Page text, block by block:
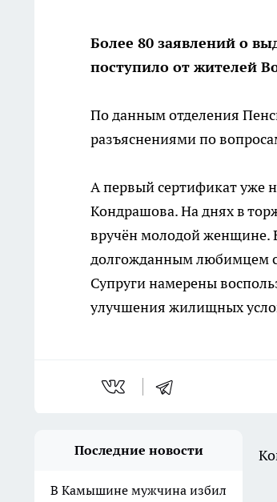
Более 80 заявлений о
поступило от жителей
По данным отделения
разъяснениями по
А первый сертификат уже
Кондрашова. На днях в
вручён молодой женщине.
долгожданным любимцем
Супруги намерены
улучшения жилищных
Последние новости
В Камышине мужчина избил